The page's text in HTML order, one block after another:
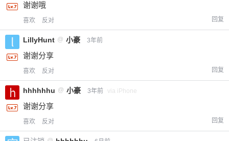
谢谢哦
喜欢 反对 回复
LillyHunt @ 小豪 3年前
谢谢分享
喜欢 反对 回复
hhhhhhu @ 小豪 3年前 via iPhone
谢谢分享
喜欢 反对 回复